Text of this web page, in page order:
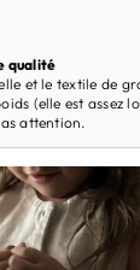
qualité
et le textile de
(elle est assez
attention.